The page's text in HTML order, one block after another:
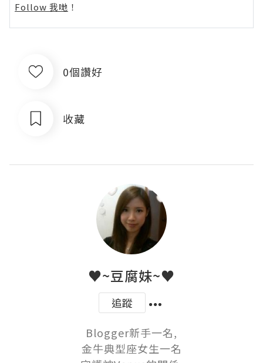
Follow 我哋 ！
0個讚好
收藏
♥~豆腐妹~♥
追蹤
Blogger新手一名,
金牛典型座女生一名